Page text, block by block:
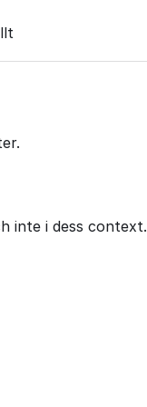
inte i dess context.